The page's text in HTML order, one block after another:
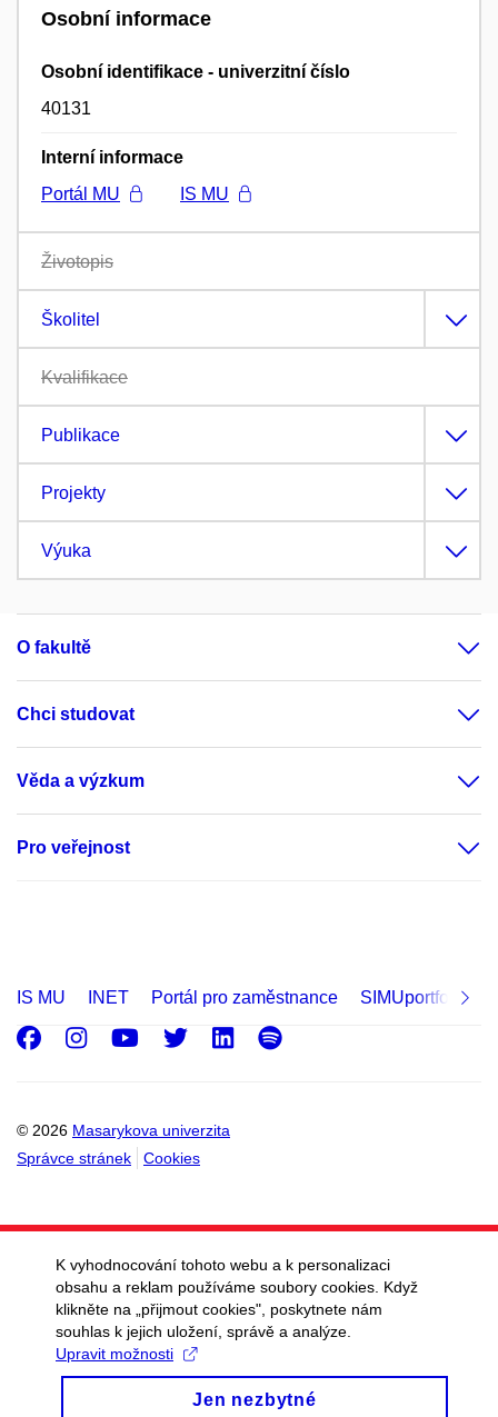
Osobní informace
Osobní identifikace - univerzitní číslo
40131
Interní informace
Portál MU
IS MU
Životopis
Školitel
Kvalifikace
Publikace
Projekty
Výuka
O fakultě
Chci studovat
Věda a výzkum
Pro veřejnost
IS MU INET Portál pro zaměstnance SIMUportfolio
© 2026 Masarykova univerzita
Správce stránek
Cookies
Facebook
Instagram
Youtube
Twitter
LinkedIn
Spotify
K vyhodnocování tohoto webu a k personalizaci
obsahu a reklam používáme soubory cookies. Když
klikněte na „přijmout cookies", poskytnete nám
souhlas k jejich uložení, správě a analýze.
Upravit možnosti
Jen nezbytné